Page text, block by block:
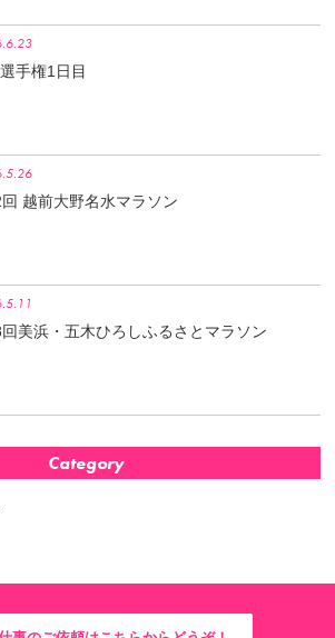
手権1日目
越前大野名水マラソン
美浜・五木ひろしふるさとマラソン
Category